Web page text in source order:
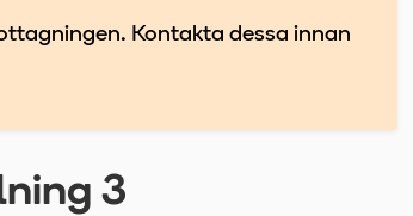
Kontakta dessa innan
3